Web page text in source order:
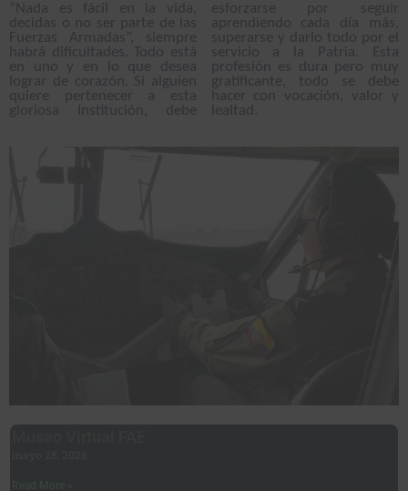
“Nada es fácil en la vida,
decidas o no ser parte de las
Fuerzas Armadas”, siempre
habrá dificultades. Todo está
en uno y en lo que desea
lograr de corazón. Si alguien
quiere pertenecer a esta
gloriosa Institución, debe
esforzarse por seguir
aprendiendo cada día más,
superarse y darlo todo por el
servicio a la Patria. Esta
profesión es dura pero muy
gratificante, todo se debe
hacer con vocación, valor y
lealtad.